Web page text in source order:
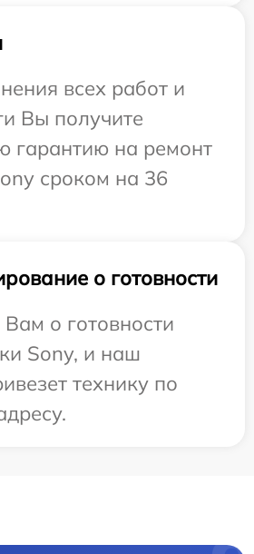
всех работ и
Вы получите
гарантию на ремонт
сроком на 36
о готовности
о готовности
Sony, и наш
технику по